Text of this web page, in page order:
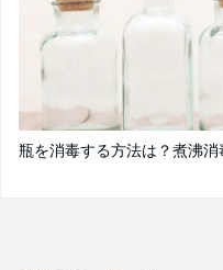
瓶を消毒する方法は？煮沸